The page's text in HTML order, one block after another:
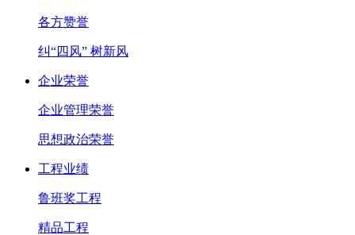
各方赞誉
纠“四风” 树新风
企业荣誉
企业管理荣誉
思想政治荣誉
工程业绩
鲁班奖工程
精品工程